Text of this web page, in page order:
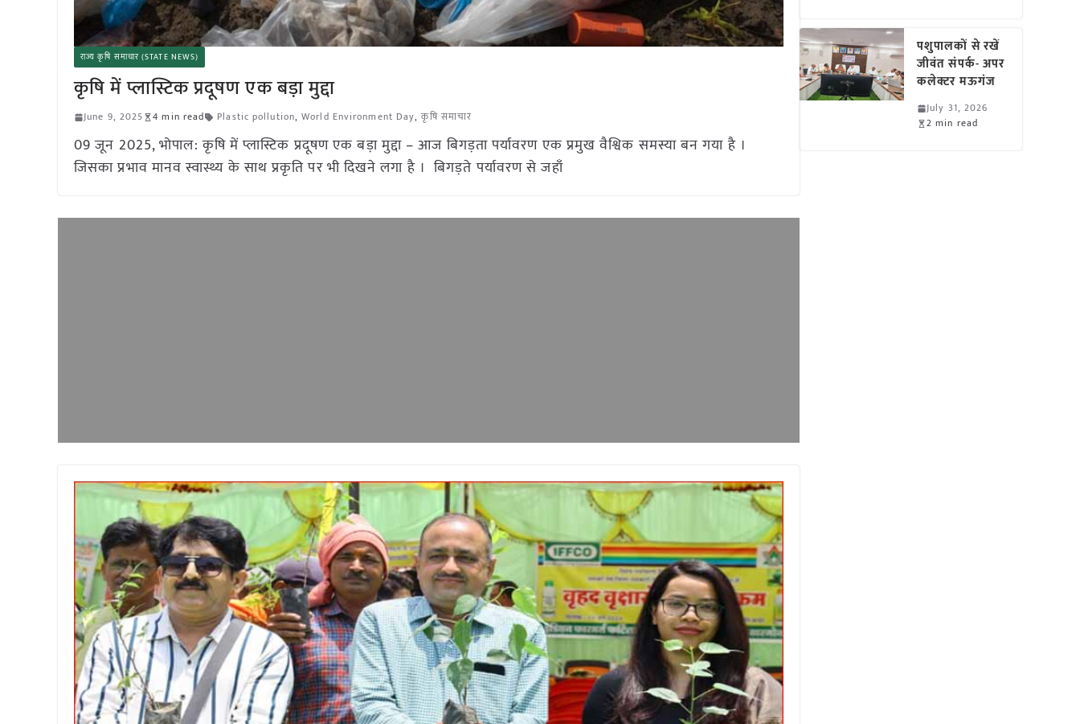
राज्य कृषि समाचार (STATE NEWS)
कृषि में प्लास्टिक प्रदूषण एक बड़ा मुद्दा
June 9, 2025 4 min read Plastic pollution,World Environment Day,कृषि समाचार
09 जून 2025, भोपाल: कृषि में प्लास्टिक प्रदूषण एक बड़ा मुद्दा – आज बिगड़ता पर्यावरण एक प्रमुख वैश्विक समस्या बन गया है ।
जिसका प्रभाव मानव स्वास्थ्य के साथ प्रकृति पर भी दिखने लगा है । बिगड़ते पर्यावरण से जहाँ
पशुपालकों से रखें
जीवंत संपर्क- अपर
कलेक्टर मऊगंज
July 31, 2026
2 min read